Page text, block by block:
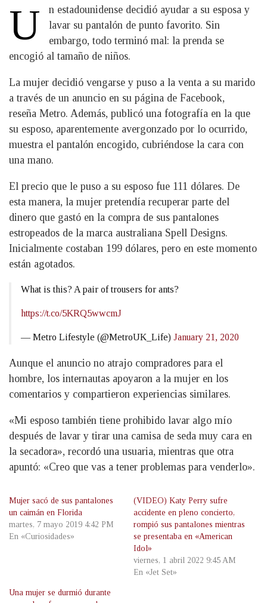
U
n estadounidense decidió ayudar a su esposa y
lavar su pantalón de punto favorito. Sin
embargo, todo terminó mal: la prenda se
encogió al tamaño de niños.
La mujer decidió vengarse y puso a la venta a su marido
a través de un anuncio en su página de Facebook,
reseña Metro. Además, publicó una fotografía en la que
su esposo, aparentemente avergonzado por lo ocurrido,
muestra el pantalón encogido, cubriéndose la cara con
una mano.
El precio que le puso a su esposo fue 111 dólares. De
esta manera, la mujer pretendía recuperar parte del
dinero que gastó en la compra de sus pantalones
estropeados de la marca australiana Spell Designs.
Inicialmente costaban 199 dólares, pero en este momento
están agotados.
What is this? A pair of trousers for ants?
https://t.co/5KRQ5wwcmJ
— Metro Lifestyle (@MetroUK_Life) January 21, 2020
Aunque el anuncio no atrajo compradores para el
hombre, los internautas apoyaron a la mujer en los
comentarios y compartieron experiencias similares.
«Mi esposo también tiene prohibido lavar algo mío
después de lavar y tirar una camisa de seda muy cara en
la secadora», recordó una usuaria, mientras que otra
apuntó: «Creo que vas a tener problemas para venderlo».
Mujer sacó de sus pantalones
un caimán en Florida
martes, 7 mayo 2019 4:42 PM
En «Curiosidades»
(VIDEO) Katy Perry sufre
accidente en pleno concierto,
rompió sus pantalones mientras
se presentaba en «American
Idol»
viernes, 1 abril 2022 9:45 AM
En «Jet Set»
Una mujer se durmió durante